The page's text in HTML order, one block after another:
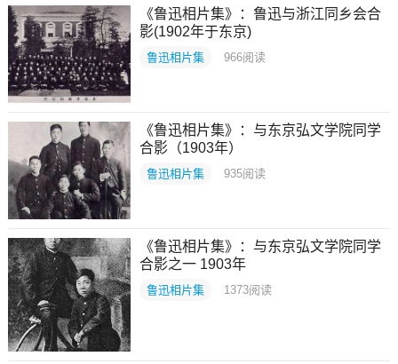
《鲁迅相片集》：鲁迅与浙江同乡会合
影(1902年于东京)
鲁迅相片集 966阅读
《鲁迅相片集》：与东京弘文学院同学
合影（1903年）
鲁迅相片集 935阅读
《鲁迅相片集》：与东京弘文学院同学
合影之一 1903年
鲁迅相片集 1373阅读